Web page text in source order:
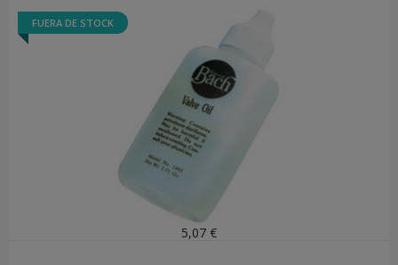
FUERA DE STOCK
5,07 €